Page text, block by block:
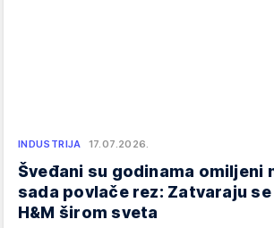
INDUSTRIJA 17.07.2026.
Šveđani su godinama omiljeni
sada povlače rez: Zatvaraju
H&M širom sveta